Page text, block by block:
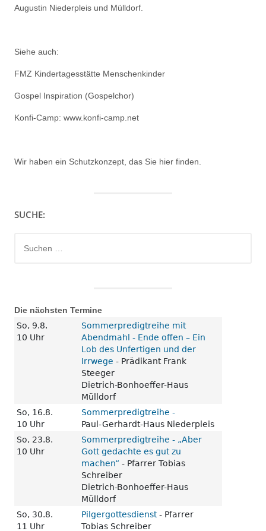
Augustin Niederpleis und Mülldorf.
Siehe auch:
FMZ Kindertagesstätte Menschenkinder
Gospel Inspiration (Gospelchor)
Konfi-Camp: www.konfi-camp.net
Wir haben ein Schutzkonzept, das Sie hier finden.
SUCHE:
nach:
Die nächsten Termine